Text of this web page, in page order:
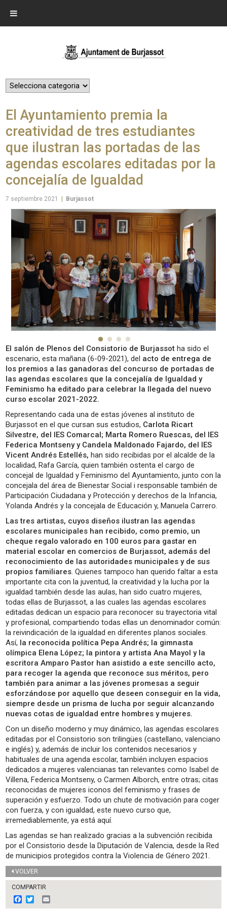
El Ayuntamiento premia la
creatividad de tres estudiantes
que ilustran las portadas de las
agendas escolares editadas por la
concejalía de Igualdad
7 septiembre 2021 Burjassot
El salón de Plenos del Consistorio de Burjassot ha sido el
escenario, esta mañana (6-09-2021), del acto de entrega de
los premios a las ganadoras del concurso de portadas de
las agendas escolares que la concejalía de Igualdad y
Feminismo ha editado para celebrar la llegada del nuevo
curso escolar 2021-2022.
Representando cada una de estas jóvenes al instituto de
Burjassot en el que cursan sus estudios, Carlota Ricart
Silvestre, del IES Comarcal; Marta Romero Ruescas, del IES
Federica Montseny y Candela Maldonado Fajardo, del IES
Vicent Andrés Estellés, han sido recibidas por el alcalde de la
localidad, Rafa García, quien también ostenta el cargo de
concejal de Igualdad y Feminismo del Ayuntamiento, junto con la
concejala del área de Bienestar Social i responsable también de
Participación Ciudadana y Protección y derechos de la Infancia,
Yolanda Andrés y la concejala de Educación y, Manuela Carrero.
Las tres artistas, cuyos diseños ilustran las agendas
escolares municipales han recibido, como premio, un
cheque regalo valorado en 100 euros para gastar en
material escolar en comercios de Burjassot, además del
reconocimiento de las autoridades municipales y de sus
propios familiares. Quienes tampoco han querido faltar a esta
importante cita con la juventud, la creatividad y la lucha por la
igualdad también desde las aulas, han sido cuatro mujeres,
todas ellas de Burjassot, a las cuales las agendas escolares
editadas dedican un espacio para reconocer su trayectoria vital
y profesional, compartiendo todas ellas un denominador común:
la reivindicación de la igualdad en diferentes planos sociales.
Así, la reconocida política Pepa Andrés; la gimnasta
olímpica Elena López; la pintora y artista Ana Mayol y la
escritora Amparo Pastor han asistido a este sencillo acto,
para recoger la agenda que reconoce sus méritos, pero
también para animar a las jóvenes promesas a seguir
esforzándose por aquello que deseen conseguir en la vida,
siempre desde un prisma de lucha por seguir alcanzando
nuevas cotas de igualdad entre hombres y mujeres.
Con un diseño moderno y muy dinámico, las agendas escolares
editadas por el Consistorio son trilingües (castellano, valenciano
e inglés) y, además de incluir los contenidos necesarios y
habituales de una agenda escolar, también incluyen espacios
dedicados a mujeres valencianas tan relevantes como Isabel de
Villena, Federica Montseny, o Carmen Alborch, entre otras; citas
reconocidas de mujeres iconos del feminismo y frases de
superación y esfuerzo. Todo un chute de motivación para coger
con fuerza, y con igualdad, este nuevo curso que,
irremediablemente, ya está aquí.
Las agendas se han realizado gracias a la subvención recibida
por el Consistorio desde la Diputación de Valencia, desde la Red
de municipios protegidos contra la Violencia de Género 2021.
VOLVER
COMPARTIR
F